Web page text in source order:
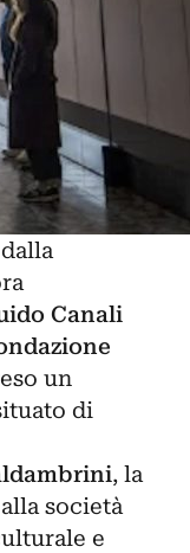
Canali
un
di
, la
società
e